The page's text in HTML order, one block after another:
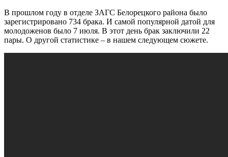
В прошлом году в отделе ЗАГС Белорецкого района было
зарегистрировано 734 брака. И самой популярной датой для
молодоженов было 7 июля. В этот день брак заключили 22
пары. О другой статистике – в нашем следующем сюжете.